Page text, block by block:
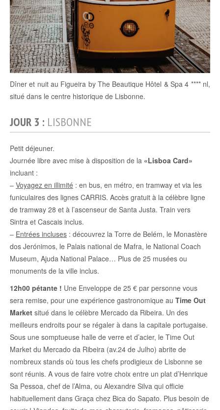
Dîner et nuit au Figueira by The Beautique Hôtel & Spa 4 **** nl,
situé dans le centre historique de Lisbonne.
JOUR 3 : LISBONNE
Petit déjeuner.
Journée libre avec mise à disposition de la «Lisboa Card»
incluant :
– Voyagez en illimité : en bus, en métro, en tramway et via les
funiculaires des lignes CARRIS. Accès gratuit à la célèbre ligne
de tramway 28 et à l’ascenseur de Santa Justa. Train vers
Sintra et Cascais inclus.
– Entrées incluses : découvrez la Torre de Belém, le Monastère
dos Jerónimos, le Palais national de Mafra, le National Coach
Museum, Ajuda National Palace… Plus de 25 musées ou
monuments de la ville inclus.
12h00 pétante ! Une Enveloppe de 25 € par personne vous
sera remise, pour une expérience gastronomique au Time Out
Market situé dans le célèbre Mercado da Ribeira. Un des
meilleurs endroits pour se régaler à dans la capitale portugaise.
Sous une somptueuse halle de verre et d’acier, le Time Out
Market du Mercado da Ribeira (av.24 de Julho) abrite de
nombreux stands où tous les chefs prodigieux de Lisbonne se
sont réunis. A vous de faire votre choix entre un plat d’Henrique
Sa Pessoa, chef de l’Alma, ou Alexandre Silva qui officie
habituellement dans Graça chez Bica do Sapato. Plus besoin de